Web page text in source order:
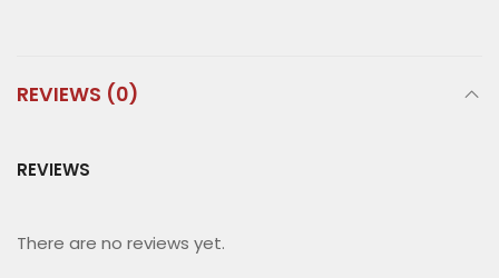
REVIEWS (0)
REVIEWS
There are no reviews yet.